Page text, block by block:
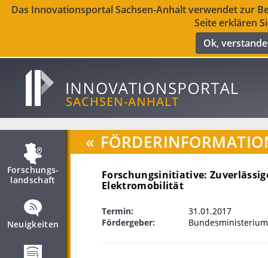
Das Innovationsportal Sachsen-Anhalt verwendet zur
Seite erklären
Ok,
Forschungs­
landschaft
Neuigkeiten
«
Forschungsinitiative:
Elektromobilität
Termin:
31.01.2017
Fördergeber: